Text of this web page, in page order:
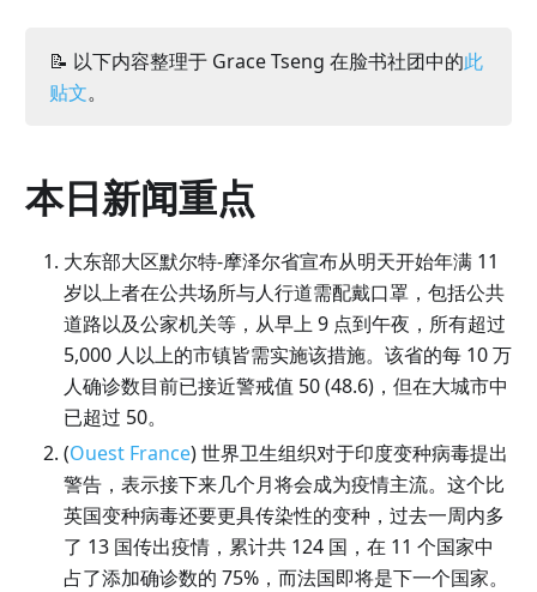
📝 以下内容整理于 Grace Tseng 在脸书社团中的此
贴文。
本日新闻重点
大东部大区默尔特-摩泽尔省宣布从明天开始年满 11
岁以上者在公共场所与人行道需配戴口罩，包括公共
道路以及公家机关等，从早上 9 点到午夜，所有超过
5,000 人以上的市镇皆需实施该措施。该省的每 10 万
人确诊数目前已接近警戒值 50 (48.6)，但在大城市中
已超过 50。
(Ouest France) 世界卫生组织对于印度变种病毒提出
警告，表示接下来几个月将会成为疫情主流。这个比
英国变种病毒还要更具传染性的变种，过去一周内多
了 13 国传出疫情，累计共 124 国，在 11 个国家中
占了添加确诊数的 75%，而法国即将是下一个国家。